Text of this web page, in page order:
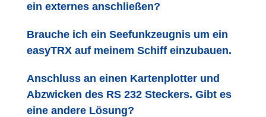
ein externes anschließen?
Brauche ich ein Seefunkzeugnis um ein
easyTRX auf meinem Schiff einzubauen.
Anschluss an einen Kartenplotter und
Abzwicken des RS 232 Steckers. Gibt es
eine andere Lösung?